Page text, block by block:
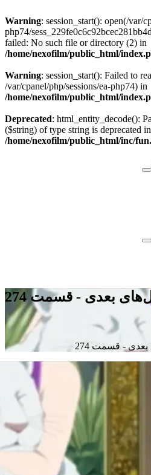
Warning: session_start(): open(/var/
php74/
failed: No such file or directory (2) in
/home/nexofilm/public_html/
Warning: session_start(): Failed to
/var/cpanel/php/sessions/ea-php74) in
/home/nexofilm/public_html/
Deprecated: html_entity_decode():
($string) of type string is deprecated in
/home/nexofilm/public_html/inc/
بعدی - قسمت 274
- قسمت 274